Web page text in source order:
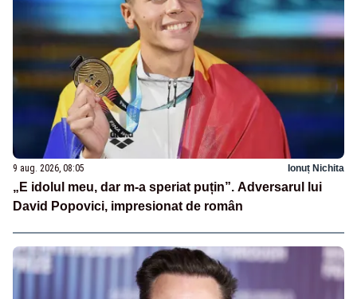
9 aug. 2026, 08:05 Ionuț Nichita
„E idolul meu, dar m-a speriat puțin”. Adversarul lui
David Popovici, impresionat de român